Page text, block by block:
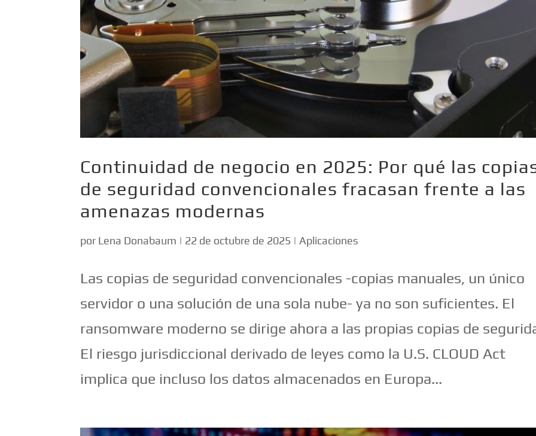
Continuidad de negocio en 2025: Por qué las
de seguridad convencionales fracasan frente a las
amenazas modernas
por Lena Donabaum | 22 de octubre de 2025 |Aplicaciones
Las copias de seguridad convencionales -copias manuales, un único
servidor o una solución de una sola nube- ya no son suficientes. El
ransomware moderno se dirige ahora a las propias copias de
El riesgo jurisdiccional derivado de leyes como la U.S. CLOUD Act
implica que incluso los datos almacenados en Europa...